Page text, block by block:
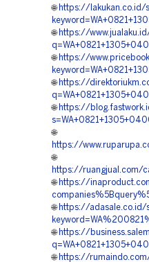
🌐 https://lakukan.co.id/
🌐 https://
🌐 https://
🌐 https://
🌐 https://
🌐
https://
🌐
https://ruangjual.com/
🌐 https://
🌐 https://adasale.co.id/
🌐 https://
🌐 https://